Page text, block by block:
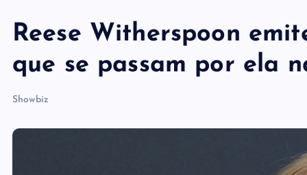
Reese Witherspoon
que se passam por ela
Showbiz